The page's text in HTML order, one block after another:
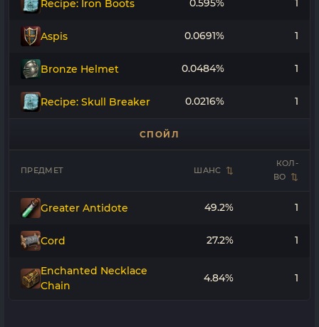
Recipe: Iron Boots 0.595% 1
Aspis 0.0691% 1
Bronze Helmet 0.0484% 1
Recipe: Skull Breaker 0.0216% 1
СПОЙЛ
ПРЕДМЕТ ШАНС
КОЛ-
ВО
Greater Antidote 49.2% 1
Cord 27.2% 1
Enchanted Necklace
Chain
4.84% 1